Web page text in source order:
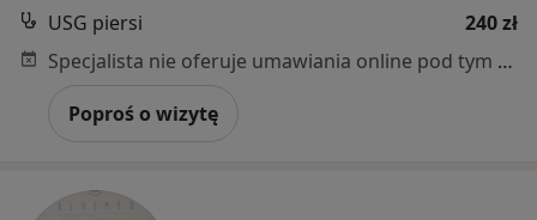
USG piersi
240 zł
Specjalista nie oferuje umawiania online pod tym adresem.
Poproś o wizytę